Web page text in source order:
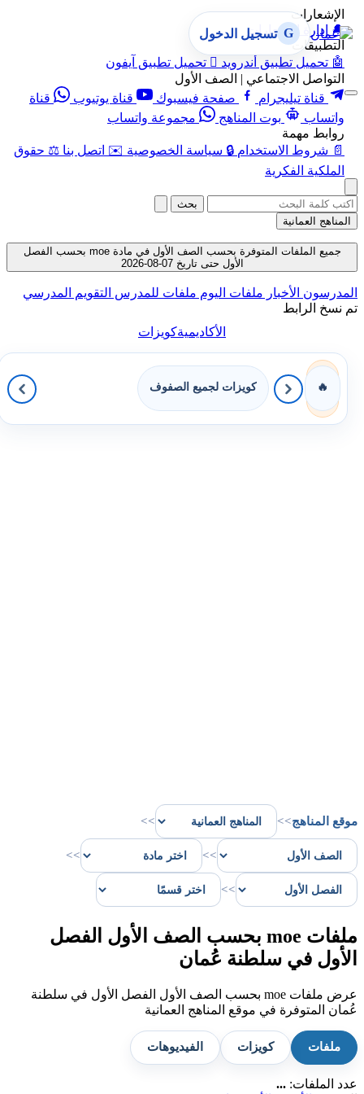
الإشعارات
🔔 إدارة الإشعارات
التطبيقات
🤖 تحميل تطبيق أندرويد  تحميل تطبيق آيفون
التواصل الاجتماعي | الصف الأول
قناة تيليجرام
صفحة فيسبوك قناة يوتيوب
قناة
واتساب
بوت المناهج
مجموعة واتساب
روابط مهمة
📄 شروط الاستخدام 🔒 سياسة الخصوصية ✉️ اتصل بنا ⚖️ حقوق
الملكية الفكرية
G تسجيل الدخول
بحث
المناهج العمانية
جميع الملفات المتوفرة بحسب الصف الأول في مادة moe بحسب الفصل
الأول حتى تاريخ 07-08-2026
المدرسون الأخبار ملفات اليوم ملفات للمدرس التقويم المدرسي
تم نسخ الرابط
الأكاديميةكويزات
🔥 كويزات لجميع الصفوف
موقع المناهج>>
>>
>>
>>
>>
ملفات moe بحسب الصف الأول الفصل
الأول في سلطنة عُمان
عرض ملفات moe بحسب الصف الأول الفصل الأول في سلطنة
عُمان المتوفرة في موقع المناهج العمانية
ملفات كويزات الفيديوهات
عدد الملفات: ...